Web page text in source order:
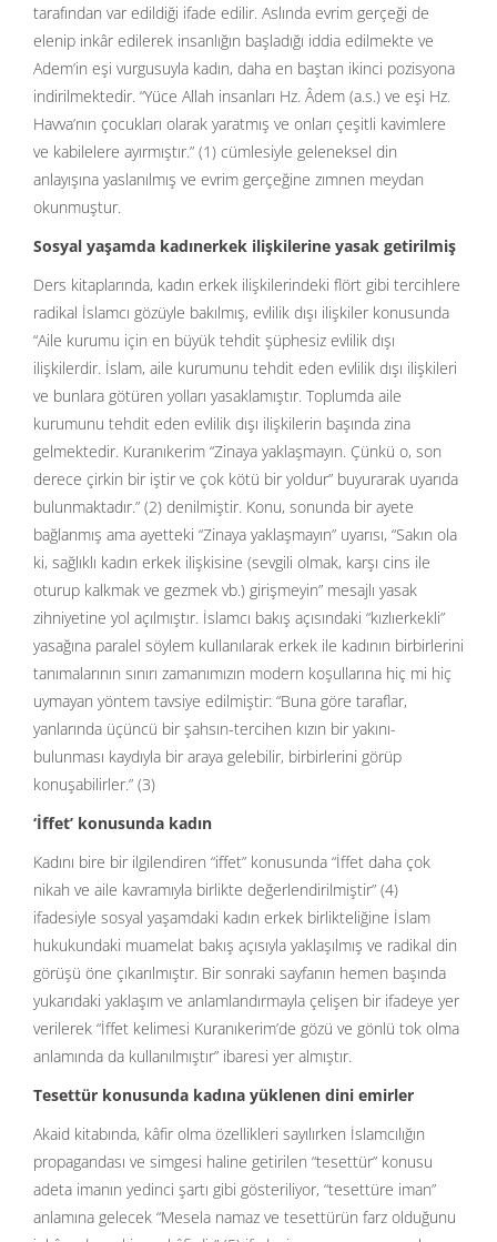
tarafından var edildiği ifade edilir. Aslında evrim gerçeği de
elenip inkâr edilerek insanlığın başladığı iddia edilmekte ve
Adem’in eşi vurgusuyla kadın, daha en baştan ikinci pozisyona
indirilmektedir. “Yüce Allah insanları Hz. Âdem (a.s.) ve eşi Hz.
Havva’nın çocukları olarak yaratmış ve onları çeşitli kavimlere
ve kabilelere ayırmıştır.” (1) cümlesiyle geleneksel din
anlayışına yaslanılmış ve evrim gerçeğine zımnen meydan
okunmuştur.
Sosyal yaşamda kadınerkek ilişkilerine yasak getirilmiş
Ders kitaplarında, kadın erkek ilişkilerindeki flört gibi tercihlere
radikal İslamcı gözüyle bakılmış, evlilik dışı ilişkiler konusunda
“Aile kurumu için en büyük tehdit şüphesiz evlilik dışı
ilişkilerdir. İslam, aile kurumunu tehdit eden evlilik dışı ilişkileri
ve bunlara götüren yolları yasaklamıştır. Toplumda aile
kurumunu tehdit eden evlilik dışı ilişkilerin başında zina
gelmektedir. Kuranıkerim “Zinaya yaklaşmayın. Çünkü o, son
derece çirkin bir iştir ve çok kötü bir yoldur” buyurarak uyarıda
bulunmaktadır.” (2) denilmiştir. Konu, sonunda bir ayete
bağlanmış ama ayetteki “Zinaya yaklaşmayın” uyarısı, “Sakın ola
ki, sağlıklı kadın erkek ilişkisine (sevgili olmak, karşı cins ile
oturup kalkmak ve gezmek vb.) girişmeyin” mesajlı yasak
zihniyetine yol açılmıştır. İslamcı bakış açısındaki “kızlıerkekli”
yasağına paralel söylem kullanılarak erkek ile kadının birbirlerini
tanımalarının sınırı zamanımızın modern koşullarına hiç mi hiç
uymayan yöntem tavsiye edilmiştir: “Buna göre taraflar,
yanlarında üçüncü bir şahsın-tercihen kızın bir yakını-
bulunması kaydıyla bir araya gelebilir, birbirlerini görüp
konuşabilirler.” (3)
‘İffet’ konusunda kadın
Kadını bire bir ilgilendiren “iffet” konusunda “İffet daha çok
nikah ve aile kavramıyla birlikte değerlendirilmiştir” (4)
ifadesiyle sosyal yaşamdaki kadın erkek birlikteliğine İslam
hukukundaki muamelat bakış açısıyla yaklaşılmış ve radikal din
görüşü öne çıkarılmıştır. Bir sonraki sayfanın hemen başında
yukarıdaki yaklaşım ve anlamlandırmayla çelişen bir ifadeye yer
verilerek “İffet kelimesi Kuranıkerim’de gözü ve gönlü tok olma
anlamında da kullanılmıştır” ibaresi yer almıştır.
Tesettür konusunda kadına yüklenen dini emirler
Akaid kitabında, kâfir olma özellikleri sayılırken İslamcılığın
propagandası ve simgesi haline getirilen “tesettür” konusu
adeta imanın yedinci şartı gibi gösteriliyor, “tesettüre iman”
anlamına gelecek “Mesela namaz ve tesettürün farz olduğunu